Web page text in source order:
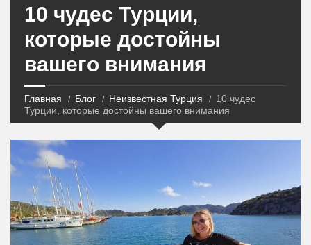
10 чудес Турции,
которые достойны
вашего внимания
Главная Блог Неизвестная Турция
10 чудес
Турции, которые достойны вашего внимания